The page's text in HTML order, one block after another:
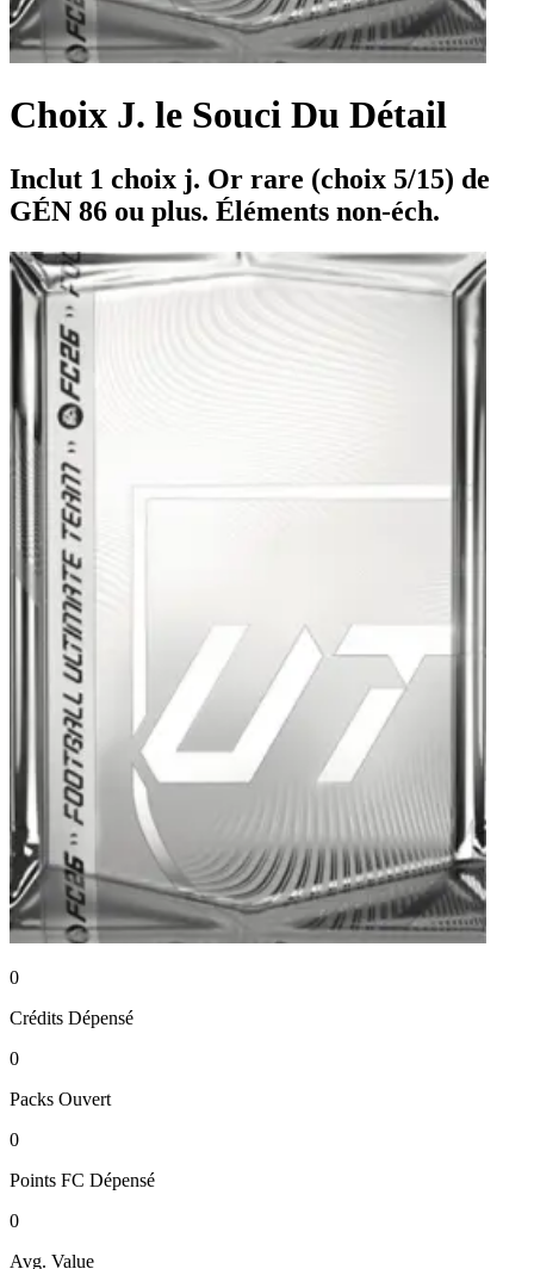
Choix J. le Souci Du Détail
Inclut 1 choix j. Or rare (choix 5/15) de
GÉN 86 ou plus. Éléments non-éch.
0
Crédits Dépensé
0
Packs Ouvert
0
Points FC Dépensé
0
Avg. Value